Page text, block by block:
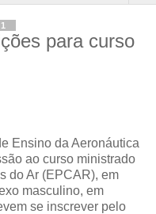
para curso
Ensino da Aeronáutica
ao curso ministrado
do Ar (EPCAR), em
masculino, em
se inscrever pelo